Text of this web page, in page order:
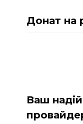
Донат на
Ваш